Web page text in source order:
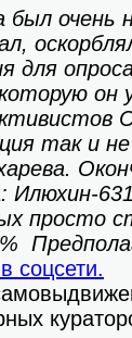
был очень
для
он
так и
просто
соцсети.